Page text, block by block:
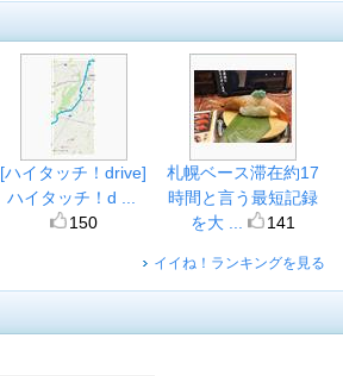
[ハイタッチ！drive]
ハイタッチ！d ...
150
札幌ベース滞在約17
時間と言う最短記録
を大 ...
141
イイね！ランキングを見る